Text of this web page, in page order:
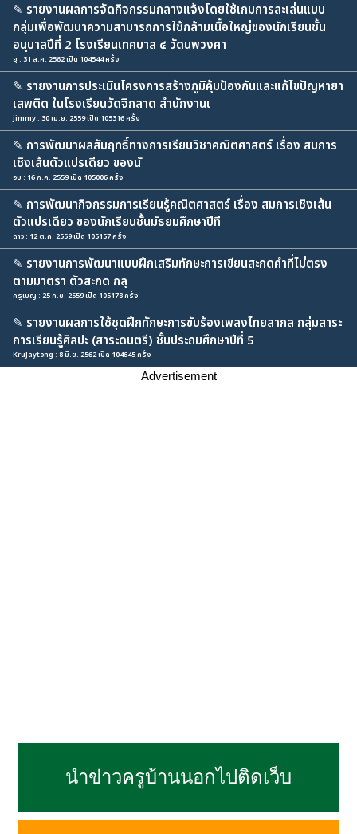
✎ รายงานผลการจัดกิจกรรมกลางแจ้งโดยใช้เกมการละเล่นแบบ
กลุ่มเพื่อพัฒนาความสามารถการใช้กล้ามเนื้อใหญ่ของนักเรียนชั้น
อนุบาลปีที่ 2 โรงเรียนเทศบาล ๔ วัดนพวงศา
ยุ : 31 ส.ค. 2562 เปิด 104544 ครั้ง
✎ รายงานการประเมินโครงการสร้างภูมิคุ้มป้องกันและแก้ไขปัญหายา
เสพติด ในโรงเรียนวัดจิกลาด สำนักงานเ
jimmy : 30 เม.ย. 2559 เปิด 105316 ครั้ง
✎ การพัฒนาผลสัมฤทธิ์ทางการเรียนวิชาคณิตศาสตร์ เรื่อง สมการ
เชิงเส้นตัวแปรเดียว ของนั
อบ : 16 ก.ค. 2559 เปิด 105006 ครั้ง
✎ การพัฒนากิจกรรมการเรียนรู้คณิตศาสตร์ เรื่อง สมการเชิงเส้น
ตัวแปรเดียว ของนักเรียนชั้นมัธยมศึกษาปีที
ดาว : 12 ต.ค. 2559 เปิด 105157 ครั้ง
✎ รายงานการพัฒนาแบบฝึกเสริมทักษะการเขียนสะกดคำที่ไม่ตรง
ตามมาตรา ตัวสะกด กลุ
ครูเบญ : 25 ก.ย. 2559 เปิด 105178 ครั้ง
✎ รายงานผลการใช้ชุดฝึกทักษะการขับร้องเพลงไทยสากล กลุ่มสาระ
การเรียนรู้ศิลปะ (สาระดนตรี) ชั้นประถมศึกษาปีที่ 5
KruJaytong : 8 มิ.ย. 2562 เปิด 104645 ครั้ง
Advertisement
นำข่าวครูบ้านนอกไปติดเว็บ